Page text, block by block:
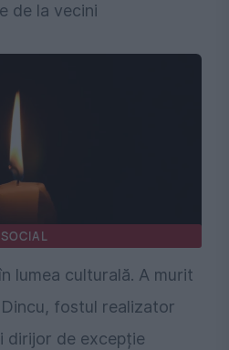
de la vecini
SOCIAL
lumea culturală. A murit
fostul realizator
dirijor de excepție